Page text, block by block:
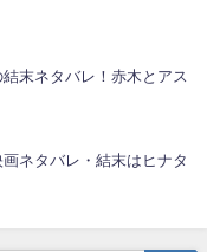
末ネタバレ！赤木とアス
ネタバレ・結末はヒナタ